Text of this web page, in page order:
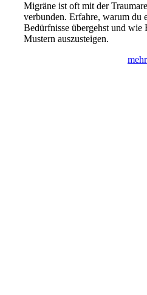
Migräne ist oft mit der
verbunden. Erfahre, warum du
Bedürfnisse übergehst und wie
Mustern auszusteigen.